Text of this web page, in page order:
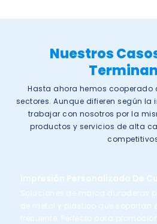
Nuestros
Hasta ahora hemos cooperado
sectores. Aunque difieren según la
trabajar con nosotros por la
productos y servicios de alta
Impresión Personalizada De
Soluciones de marca duraderas
de metal y plástico que soportan
frecuente. Perfecto para